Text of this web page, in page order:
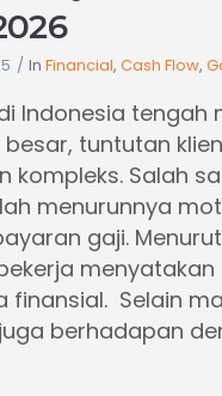
In Financial, Cash Flow,
Indonesia tengah
tuntutan
kompleks. Salah
menurunnya
gaji.
finansial. Selain
berhadapan